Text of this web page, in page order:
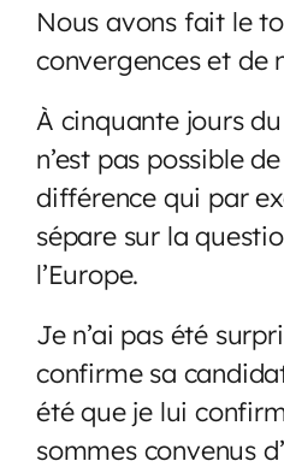
Nous avons fait le
convergences et de
À cinquante jours
n’est pas possible
différence qui par
sépare sur la
l’Europe.
Je n’ai pas été
confirme sa
été que je lui
sommes convenus